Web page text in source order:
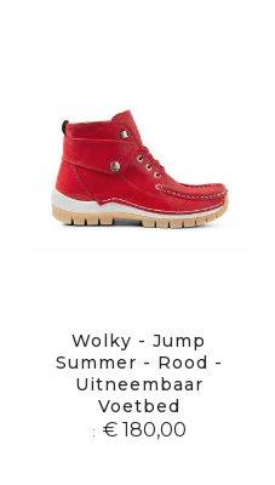
Wolky - Jump
Summer - Rood -
Uitneembaar
Voetbed
€ 180,00